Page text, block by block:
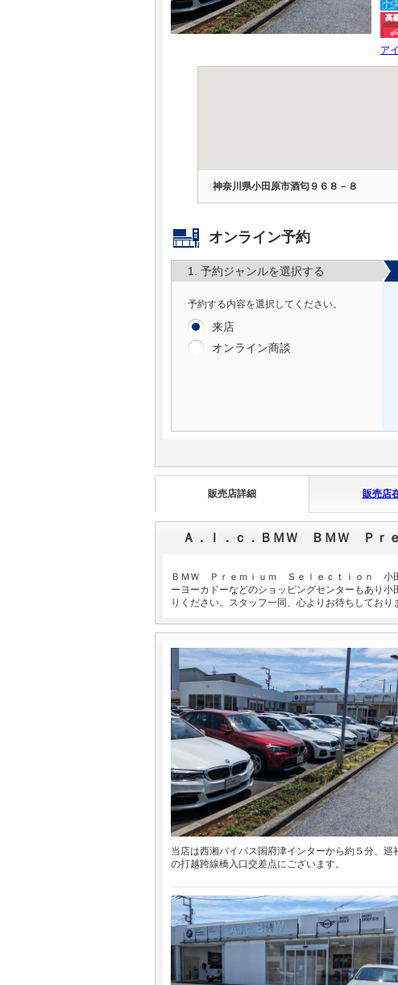
ア
神奈川県小田原市酒匂９６８－８
オンライン予約
1. 予約ジャンルを選択する
予約する内容を選択してください。
来店
オンライン商談
販売店詳細 販売店
Ａ．ｌ．ｃ．ＢＭＷ ＢＭＷ Ｐｒ
ＢＭＷ Ｐｒｅｍｉｕｍ Ｓｅｌｅｃｔｉｏｎ 小田
ーヨーカドーなどのショッピングセンターもあり
りください。スタッフ一同、心よりお待ちしており
当店は西湘バイパス国府津インターから約５分、巡
の打越跨線橋入口交差点にございます。